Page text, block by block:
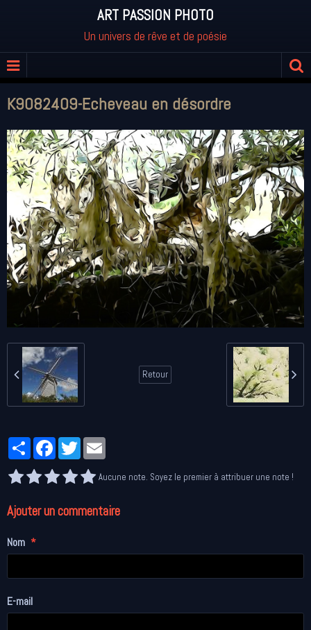
ART PASSION PHOTO
Un univers de rêve et de poésie
K9082409-Echeveau en désordre
Retour
PartagerFacebookTwitter
Aucune note. Soyez le premier à attribuer une note !
Ajouter un commentaire
Nom
E-mail